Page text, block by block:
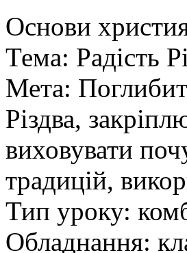
Основи
Тема: Радість
Мета:
Різдва,
виховувати
традицій,
Тип уроку:
Обладнання: